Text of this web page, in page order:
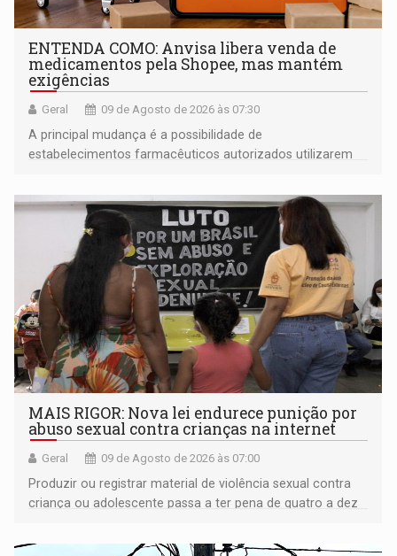
ENTENDA COMO: Anvisa libera venda de
medicamentos pela Shopee, mas mantém
exigências
Geral 09 de Agosto de 2026 às 07:30
A principal mudança é a possibilidade de
estabelecimentos farmacêuticos autorizados utilizarem
MAIS RIGOR: Nova lei endurece punição por
abuso sexual contra crianças na internet
Geral 09 de Agosto de 2026 às 07:00
Produzir ou registrar material de violência sexual contra
criança ou adolescente passa a ter pena de quatro a dez